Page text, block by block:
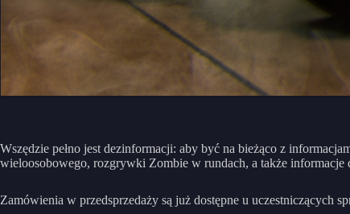
Wszędzie pełno jest dezinformacji: aby być na bieżąco z
wieloosobowego, rozgrywki Zombie w rundach, a także
Zamówienia w przedsprzedaży są już dostępne u uczestniczących